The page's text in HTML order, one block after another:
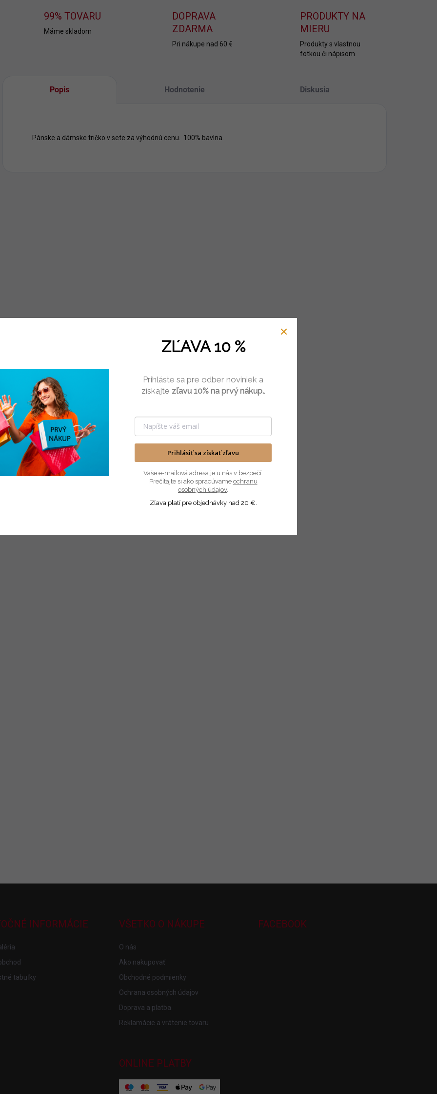
99% TOVARU
Máme skladom
DOPRAVA
ZDARMA
Pri nákupe nad 60 €
PRODUKTY NA
MIERU
Produkty s vlastnou
fotkou či nápisom
Popis Hodnotenie Diskusia
Pánske a dámske tričko v sete za výhodnú cenu. 100% bavlna.
INFORMÁCIE
tabuľky
VŠETKO O NÁKUPE
O nás
Ako nakupovať
Obchodné podmienky
Ochrana osobných údajov
Doprava a platba
Reklamácie a vrátenie tovaru
ONLINE PLATBY
FACEBOOK
ZĽAVA 10 %
Prihláste sa pre odber noviniek a
získajte zľavu 10% na prvý nákup..
Prihlásiť sa získať zľavu
Vaše e-mailová adresa je u nás v bezpečí.
Prečítajte si ako spracúvame ochranu
osobných údajov.
Zľava platí pre objednávky nad 20 €.